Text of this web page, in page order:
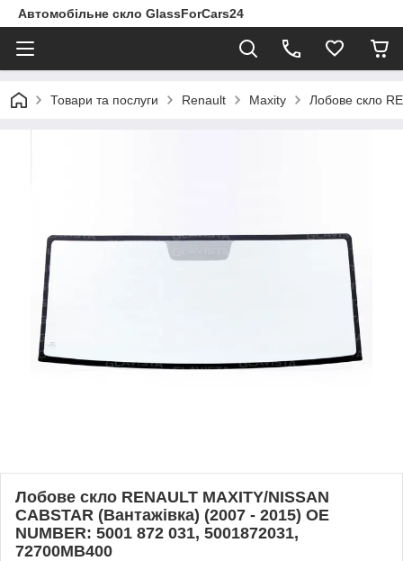
Автомобільне скло GlassForCars24
Товари та послуги Renault Maxity Лобове скло
Лобове скло RENAULT MAXITY/NISSAN
CABSTAR (Вантажівка) (2007 - 2015) OE
NUMBER: 5001 872 031, 5001872031,
72700MB400